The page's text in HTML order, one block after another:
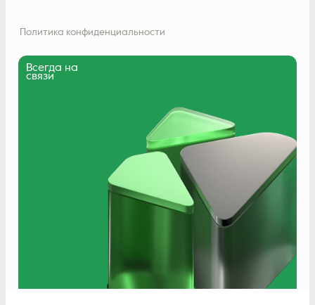
Политика конфиденциальности
Всегда на
связи